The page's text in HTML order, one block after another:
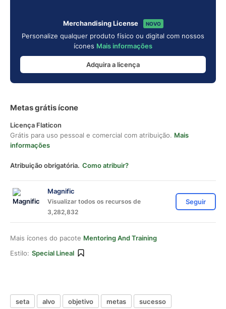
Merchandising License NOVO
Personalize qualquer produto físico ou digital com nossos
ícones Mais informações
Adquira a licença
Metas grátis ícone
Licença Flaticon
Grátis para uso pessoal e comercial com atribuição. Mais
informações
Atribuição obrigatória. Como atribuir?
Magnific
Visualizar todos os recursos de
3,282,832
Seguir
Mais ícones do pacote Mentoring And Training
Estilo: Special Lineal
seta alvo objetivo metas
sucesso